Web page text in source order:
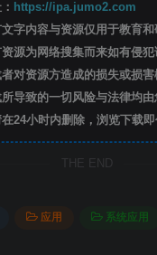
https://ipa.jumo2.com
字内容与资源仅用于教育和
源为网络搜集而来如有侵
对资源方造成的损失或损害
导致的一切风险与法律均
在24小时内删除，浏览下载
THE END
应用 系统应用